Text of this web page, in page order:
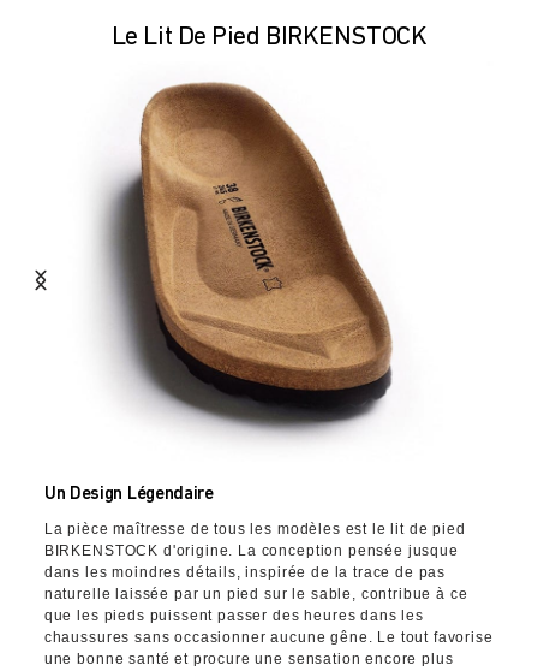
Le Lit De Pied BIRKENSTOCK
Un Design Légendaire
La pièce maîtresse de tous les modèles est le lit de pied
BIRKENSTOCK d'origine. La conception pensée jusque
dans les moindres détails, inspirée de la trace de pas
naturelle laissée par un pied sur le sable, contribue à ce
que les pieds puissent passer des heures dans les
chaussures sans occasionner aucune gêne. Le tout favorise
une bonne santé et procure une sensation encore plus